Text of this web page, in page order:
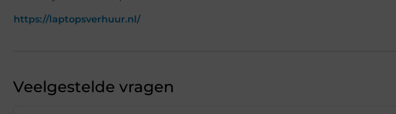
https://laptopsverhuur.nl/
Veelgestelde vragen